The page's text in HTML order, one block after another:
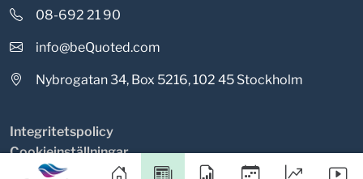
08-692 21 90
info@beQuoted.com
Nybrogatan 34, Box 5216, 102 45 Stockholm
Integritetspolicy
Cookieinställningar